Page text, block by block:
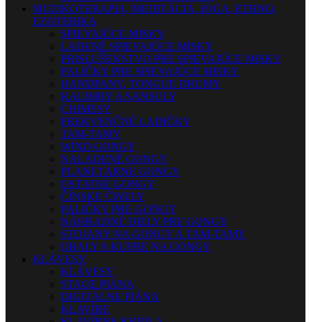
MUZIKOTERAPIA, MEDITÁCIA, JOGA, ETHNO,
EZOTERIKA
SPIEVAJÚCE MISKY
LADENÉ SPIEVAJÚCE MISKY
PRISLUŠENSTVO PRE SPIEVAJÚCE MISKY
PALIČKY PRE SPIEVAJÚCE MISKY
HANDPANY, TONGUE DRUMY
KALIMBY A SANSULY
CHIMESY
FREKVENČNÉ LADIČKY
TAM-TAMY
WIND GONGY
NALADENÉ GONGY
PLANETÁRNE GONGY
OSTATNÉ GONGY
ČÍNSKE ČINELY
PALIČKY PRE GONGY
NÁHRADNÉ DIELY PRE GONGY
STOJANY NA GONGY A TAM-TAMY
OBALY A KUFRE NA GONGY
KLÁVESY
KLÁVESY
STAGE PIÁNA
DIGITÁLNE PIÁNA
KLAVÍRE